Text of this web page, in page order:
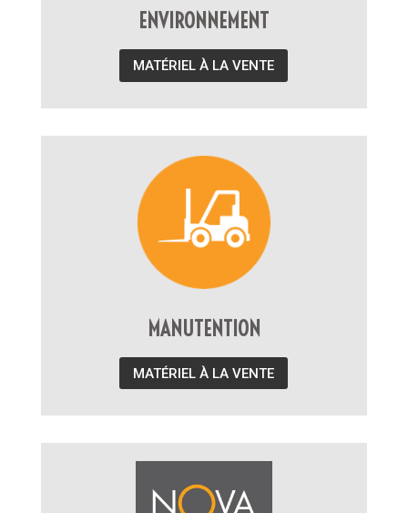
ENVIRONNEMENT
MATÉRIEL À LA VENTE
MANUTENTION
MATÉRIEL À LA VENTE